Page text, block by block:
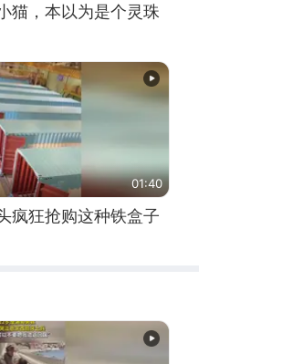
猫，本以为是个灵珠
01:40
疯狂抢购这种铁盒子